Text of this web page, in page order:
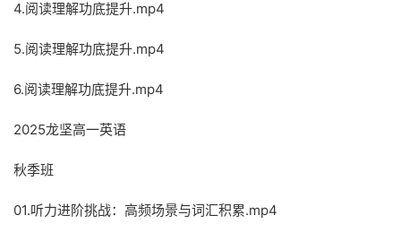
4.阅读理解功底提升.mp4
5.阅读理解功底提升.mp4
6.阅读理解功底提升.mp4
2025龙坚高一英语
秋季班
01.听力进阶挑战：高频场景与词汇积累.mp4